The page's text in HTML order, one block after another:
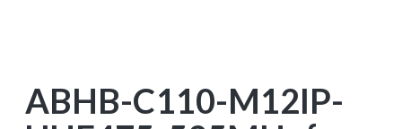
ABHB-C110-M12IP-